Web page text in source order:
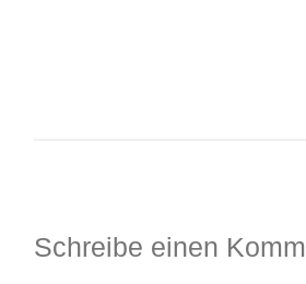
Schreibe einen